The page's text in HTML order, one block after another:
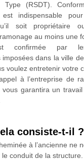
Type (RSDT).
indispensable
soit propriétaire
au moins une
confirmée par
imposées dans la ville
voulez entretenir votre
à l’entreprise de
vous garantira un
consiste-t-il ?
à l’ancienne ne
conduit de la